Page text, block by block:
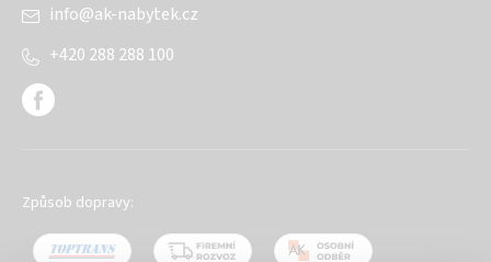
info@ak-nabytek.cz
+420 288 288 100
Způsob dopravy: